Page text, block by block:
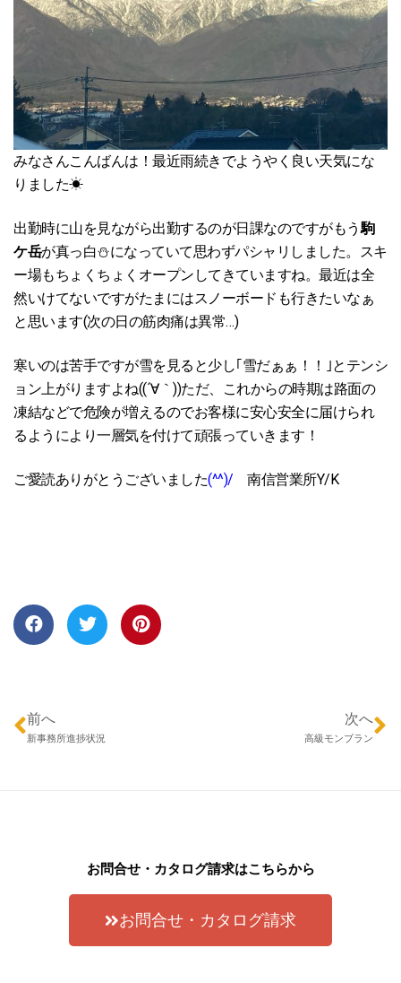
みなさんこんばんは！最近雨続きでようやく良い天気にな
りました☀
出勤時に山を見ながら出勤するのが日課なのですがもう駒
ケ岳が真っ白⛄になっていて思わずパシャリしました。スキ
ー場もちょくちょくオープンしてきていますね。最近は全
然いけてないですがたまにはスノーボードも行きたいなぁ
と思います(次の日の筋肉痛は異常…)
寒いのは苦手ですが雪を見ると少し｢雪だぁぁ！！｣とテンシ
ョン上がりますよね((´∀｀))ただ、これからの時期は路面の
凍結などで危険が増えるのでお客様に安心安全に届けられ
るようにより一層気を付けて頑張っていきます！
ご愛読ありがとうございました(^^)/ 南信営業所Y/K
前へ
新事務所進捗状況
次へ
高級モンブラン
お問合せ・カタログ請求はこちらから
お問合せ・カタログ請求